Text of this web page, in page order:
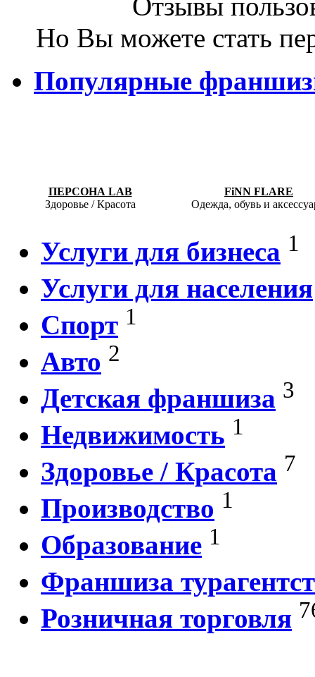
Но Вы можете стать
Популярные
ПЕРСОНА LAB
Здоровье / Красота
FiNN FLARE
Одежда, обувь и
Услуги для бизнеса 1
Услуги для населения
Спорт 1
Авто 2
Детская франшиза 3
Недвижимость 1
Здоровье / Красота 7
Производство 1
Образование 1
Франшиза
Розничная торговля